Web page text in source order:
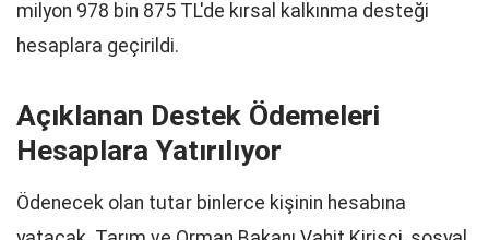
milyon 978 bin 875 TL'de kırsal kalkınma desteği
hesaplara geçirildi.
Açıklanan Destek Ödemeleri
Hesaplara Yatırılıyor
Ödenecek olan tutar binlerce kişinin hesabına